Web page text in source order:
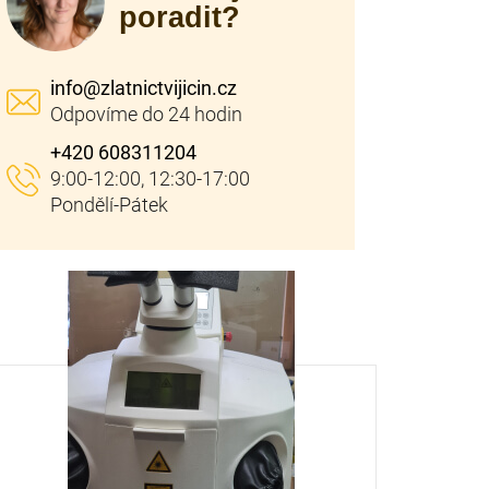
poradit?
info@zlatnictvijicin.cz
+420 608311204